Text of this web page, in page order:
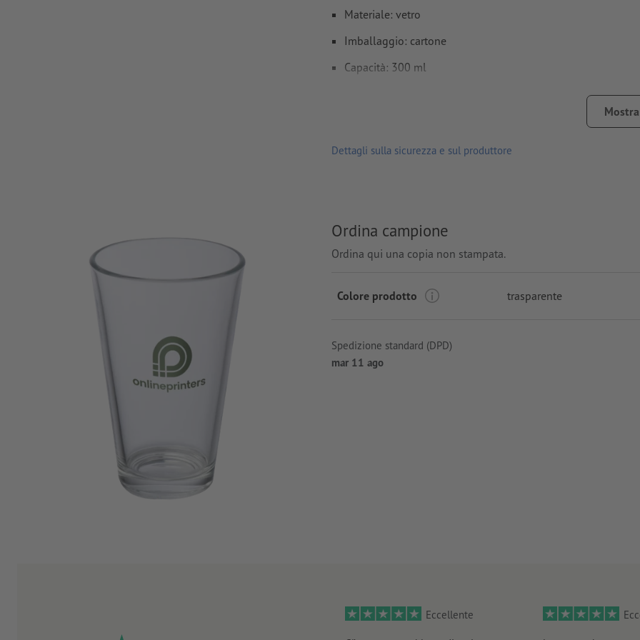
Materiale: vetro
Imballaggio: cartone
Capacità: 300 ml
Dettagli sulla sicurezza e sul produttore
Ordina campione
Ordina qui una copia non stampata.
Colore prodotto trasparente
Spedizione standard (DPD)
mar 11 ago
Eccellente